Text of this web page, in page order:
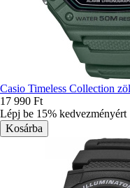
Casio Timeless Collection
17 990 Ft
Lépj be 15% kedvezményért